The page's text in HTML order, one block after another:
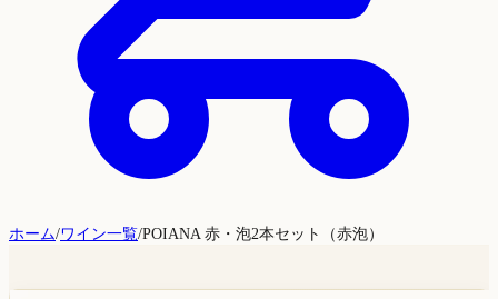
ホーム/ワイン一覧/POIANA 赤・泡2本セット（赤泡）